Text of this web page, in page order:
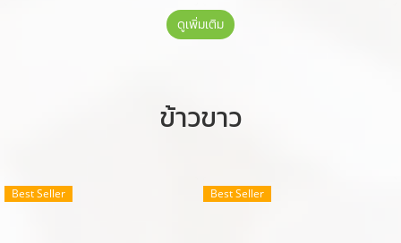
ดูเพิ่มเติม
ข้าวขาว
Best Seller Best Seller